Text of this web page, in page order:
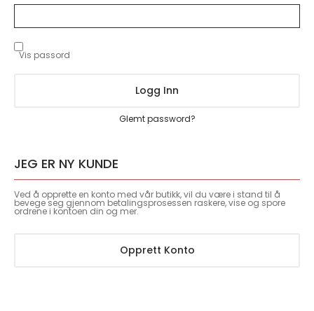
Vis passord
Logg Inn
Glemt password?
JEG ER NY KUNDE
Ved å opprette en konto med vår butikk, vil du være i stand til å
bevege seg gjennom betalingsprosessen raskere, vise og spore
ordrene i kontoen din og mer.
Opprett Konto